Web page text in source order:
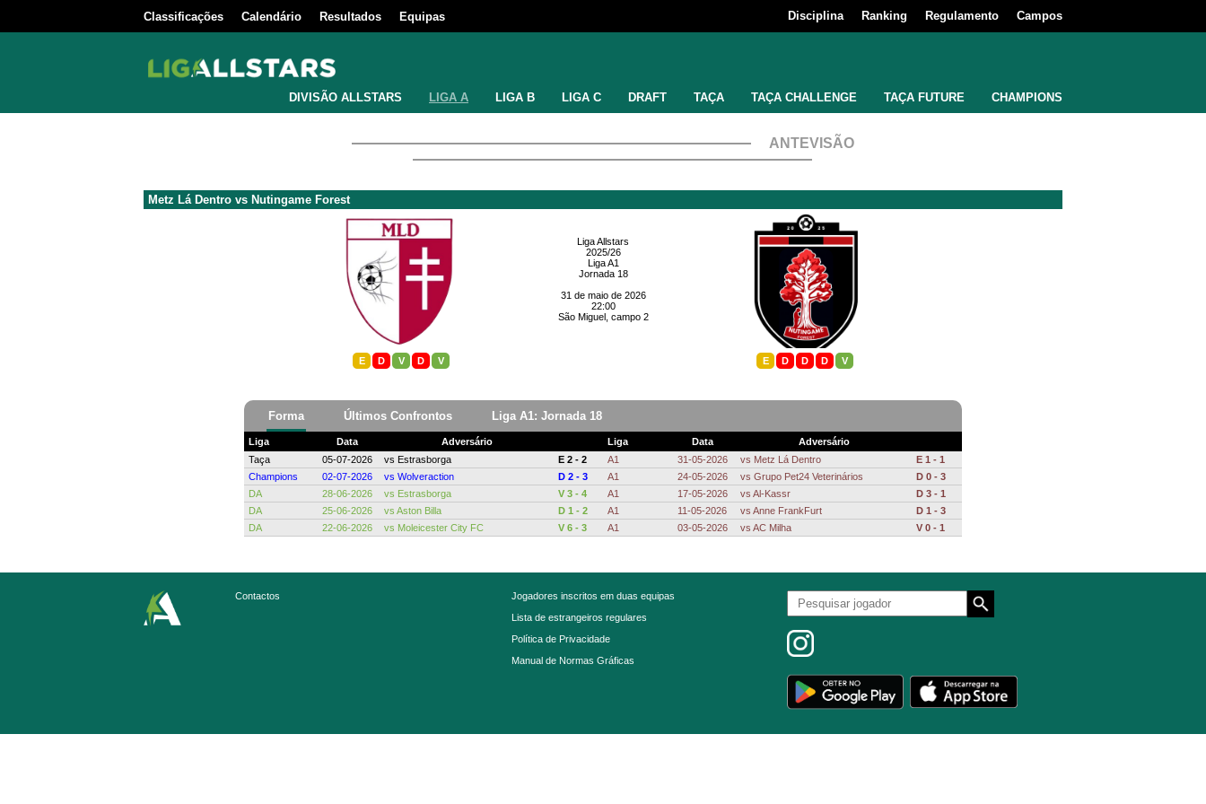
Classificações Calendário Resultados Equipas Disciplina Ranking Regulamento Campos
DIVISÃO ALLSTARS LIGA A LIGA B LIGA C DRAFT TAÇA TAÇA CHALLENGE TAÇA FUTURE CHAMPIONS
ANTEVISÃO
Metz Lá Dentro vs Nutingame Forest
Liga Allstars
2025/26
Liga A1
Jornada 18
31 de maio de 2026
22:00
São Miguel, campo 2
E D V D V E D D D V
Forma Últimos Confrontos Liga A1: Jornada 18
Liga Data
Adversário
Taça
05-07-2026 vs Estrasborga
E 2 - 2
Champions
02-07-2026 vs Wolveraction
D 2 - 3
DA
28-06-2026 vs Estrasborga
V 3 - 4
DA
25-06-2026 vs Aston Billa
D 1 - 2
DA
22-06-2026 vs Moleicester City FC V 6 - 3
Liga Data
Adversário
A1
31-05-2026 vs Metz Lá Dentro
E 1 - 1
A1
24-05-2026 vs Grupo Pet24 Veterinários
D 0 - 3
A1
17-05-2026 vs Al-Kassr
D 3 - 1
A1
11-05-2026 vs Anne FrankFurt
D 1 - 3
A1
03-05-2026 vs AC Milha V 0 - 1
Contactos
Jogadores inscritos em duas equipas
Lista de estrangeiros regulares
Política de Privacidade
Manual de Normas Gráficas